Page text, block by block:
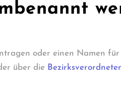
oder einen Namen
über die